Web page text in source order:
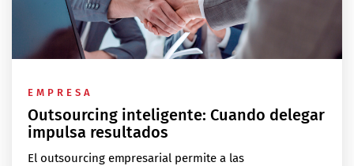
EMPRESA
Outsourcing inteligente: Cuando delegar
impulsa resultados
El outsourcing empresarial permite a las